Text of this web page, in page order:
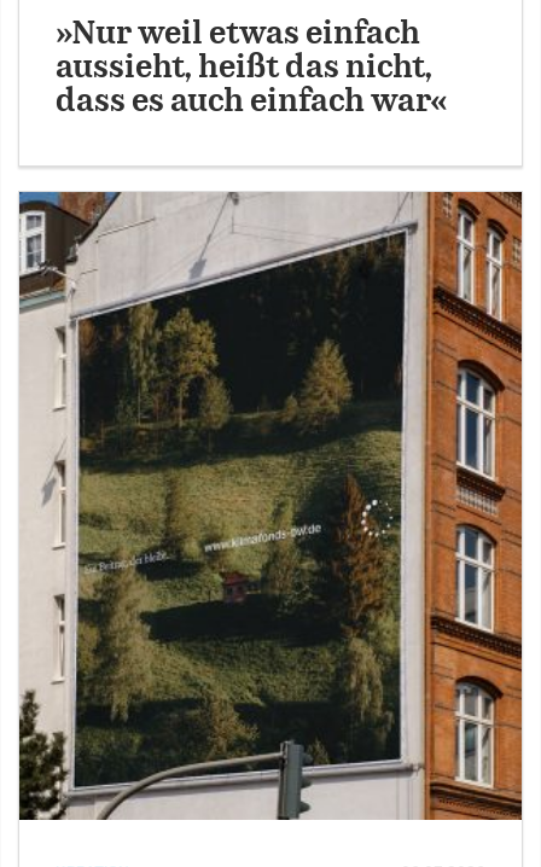
»Nur weil etwas einfach
aussieht, heißt das nicht,
dass es auch einfach war«